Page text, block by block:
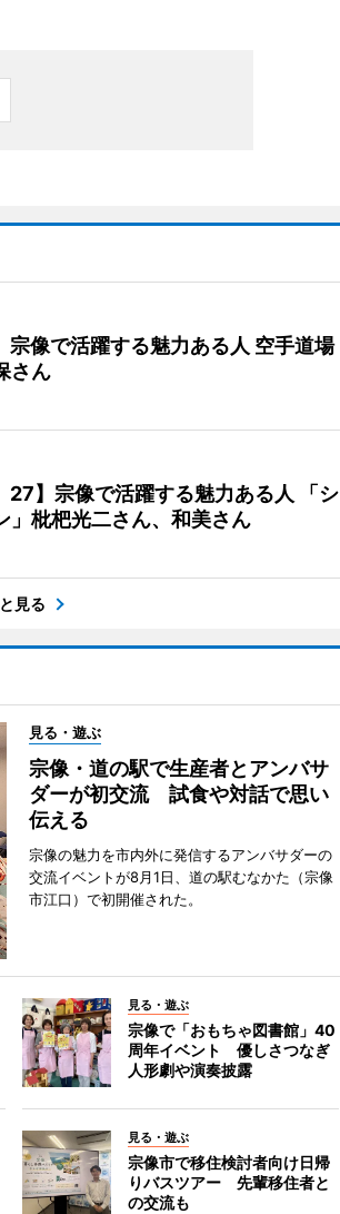
宗像で活躍する魅力ある人 空手道場
さん
27】宗像で活躍する魅力ある人 「シ
」枇杷光二さん、和美さん
見る
見る・遊ぶ
宗像・道の駅で生産者とアンバサ
ダーが初交流 試食や対話で思い
伝える
宗像の魅力を市内外に発信するアンバサダーの
交流イベントが8月1日、道の駅むなかた（宗像
市江口）で初開催された。
見る・遊ぶ
宗像で「おもちゃ図書館」40
周年イベント 優しさつなぎ
人形劇や演奏披露
見る・遊ぶ
宗像市で移住検討者向け日帰
りバスツアー 先輩移住者と
の交流も